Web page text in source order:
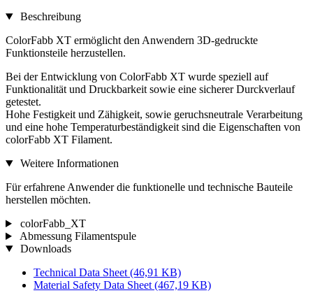
Beschreibung
ColorFabb XT ermöglicht den Anwendern 3D-gedruckte
Funktionsteile herzustellen.
Bei der Entwicklung von ColorFabb XT wurde speziell auf
Funktionalität und Druckbarkeit sowie eine sicherer Durckverlauf
getestet.
Hohe Festigkeit und Zähigkeit, sowie geruchsneutrale Verarbeitung
und eine hohe Temperaturbeständigkeit sind die Eigenschaften von
colorFabb XT Filament.
Weitere Informationen
Für erfahrene Anwender die funktionelle und technische Bauteile
herstellen möchten.
colorFabb_XT
Abmessung Filamentspule
Downloads
Technical Data Sheet (46,91 KB)
Material Safety Data Sheet (467,19 KB)